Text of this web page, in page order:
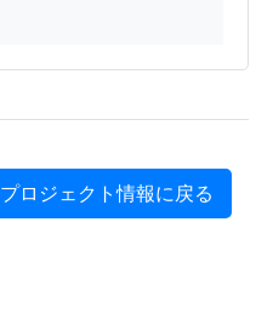
プロジェクト情報に戻る